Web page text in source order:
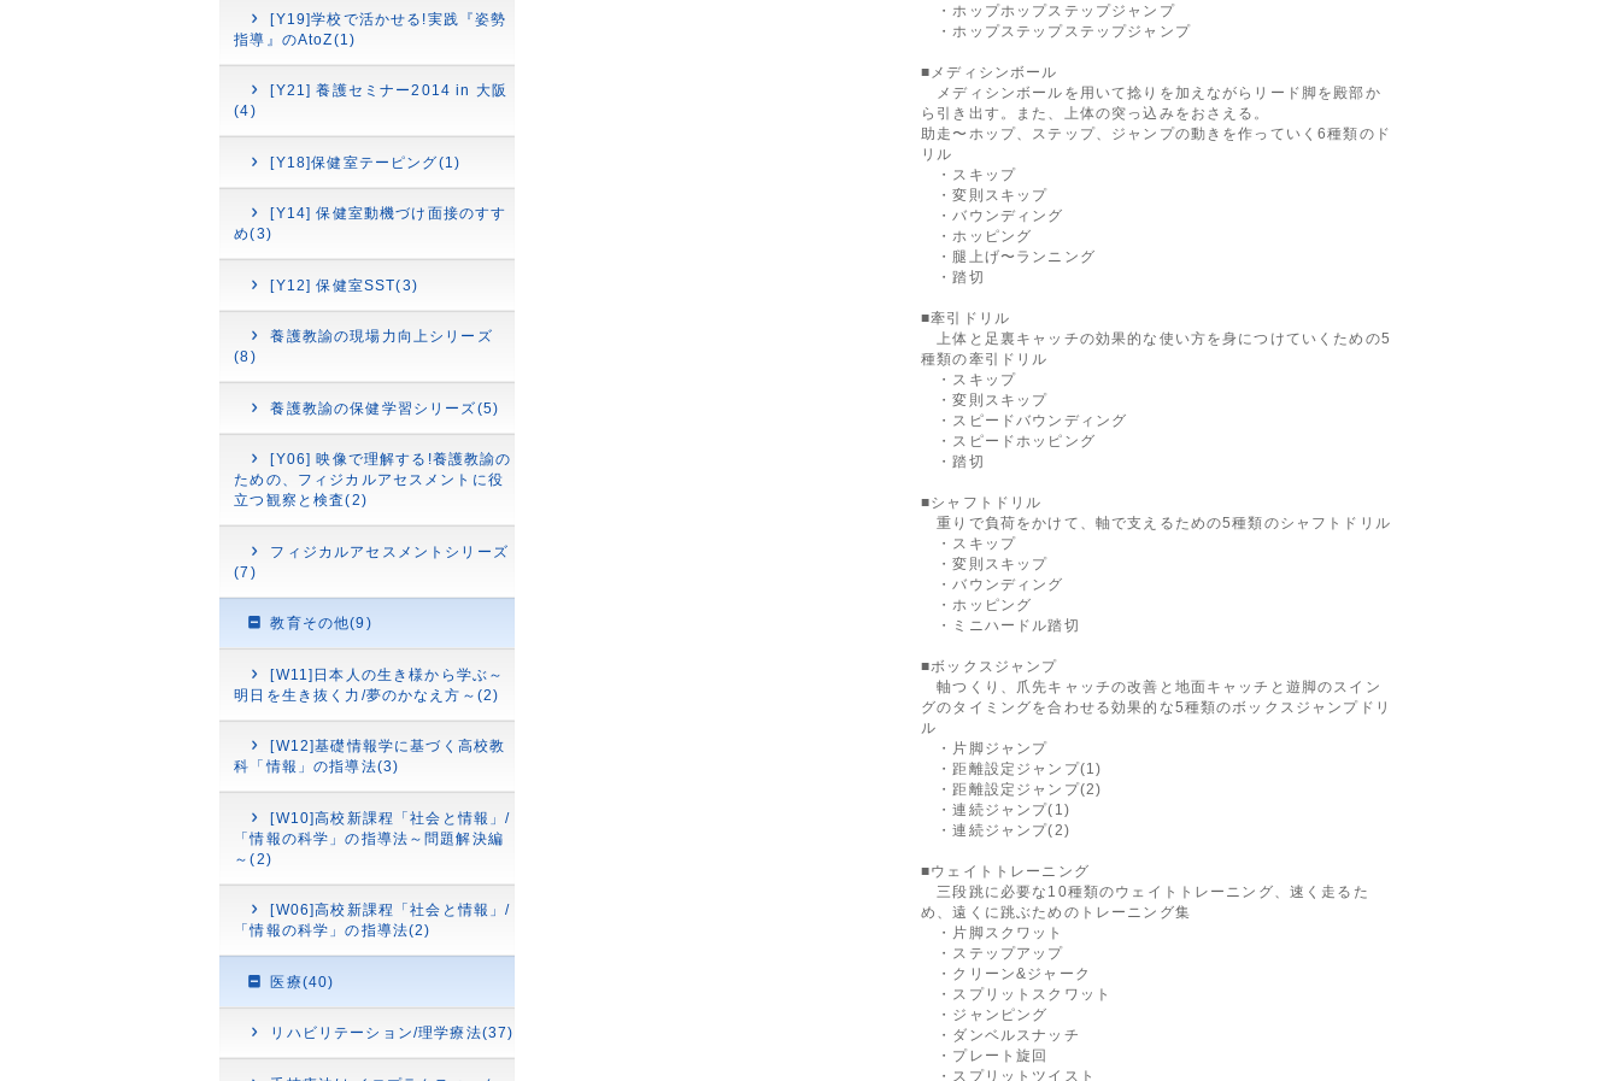
[Y19]学校で活かせる!実践『姿勢
指導』のAtoZ(1)
[Y21] 養護セミナー2014 in 大阪
(4)
[Y18]保健室テーピング(1)
[Y14] 保健室動機づけ面接のすす
め(3)
[Y12] 保健室SST(3)
養護教諭の現場力向上シリーズ
(8)
養護教諭の保健学習シリーズ(5)
[Y06] 映像で理解する!養護教諭の
ための、フィジカルアセスメントに役
立つ観察と検査(2)
フィジカルアセスメントシリーズ
(7)
教育その他(9)
[W11]日本人の生き様から学ぶ～
明日を生き抜く力/夢のかなえ方～(2)
[W12]基礎情報学に基づく高校教
科「情報」の指導法(3)
[W10]高校新課程「社会と情報」/
「情報の科学」の指導法～問題解決編
～(2)
[W06]高校新課程「社会と情報」/
「情報の科学」の指導法(2)
医療(40)
リハビリテーション/理学療法(37)
・ホップホップステップジャンプ
・ホップステップステップジャンプ
■メディシンボール
メディシンボールを用いて捻りを加えながらリード脚を殿部か
ら引き出す。また、上体の突っ込みをおさえる。
助走〜ホップ、ステップ、ジャンプの動きを作っていく6種類のド
リル
・スキップ
・変則スキップ
・バウンディング
・ホッピング
・腿上げ〜ランニング
・踏切
■牽引ドリル
上体と足裏キャッチの効果的な使い方を身につけていくための5
種類の牽引ドリル
・スキップ
・変則スキップ
・スピードバウンディング
・スピードホッピング
・踏切
■シャフトドリル
重りで負荷をかけて、軸で支えるための5種類のシャフトドリル
・スキップ
・変則スキップ
・バウンディング
・ホッピング
・ミニハードル踏切
■ボックスジャンプ
軸つくり、爪先キャッチの改善と地面キャッチと遊脚のスイン
グのタイミングを合わせる効果的な5種類のボックスジャンプドリ
ル
・片脚ジャンプ
・距離設定ジャンプ(1)
・距離設定ジャンプ(2)
・連続ジャンプ(1)
・連続ジャンプ(2)
■ウェイトトレーニング
三段跳に必要な10種類のウェイトトレーニング、速く走るた
め、遠くに跳ぶためのトレーニング集
・片脚スクワット
・ステップアップ
・クリーン&ジャーク
・スプリットスクワット
・ジャンピング
・ダンベルスナッチ
・プレート旋回
・スプリットツイスト